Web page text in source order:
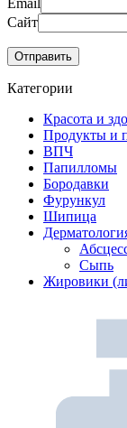
Email
Сайт
Категории
Красота и
Продукты и
ВПЧ
Папилломы
Бородавки
Фурункул
Шипица
Сыпь
Жировики